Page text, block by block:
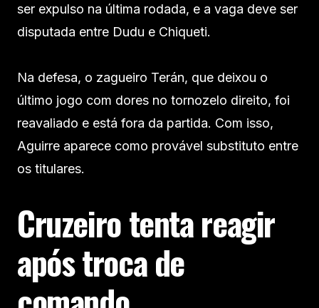
ser expulso na última rodada, e a vaga deve ser
disputada entre Dudu e Chiqueti.
Na defesa, o zagueiro Terán, que deixou o
último jogo com dores no tornozelo direito, foi
reavaliado e está fora da partida. Com isso,
Aguirre aparece como provável substituto entre
os titulares.
Cruzeiro tenta reagir
após troca de